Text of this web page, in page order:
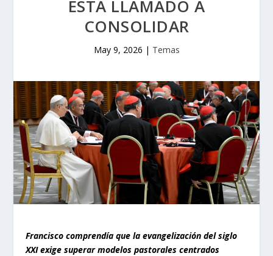
ESTÁ LLAMADO A
CONSOLIDAR
May 9, 2026 | Temas
Francisco comprendía que la evangelización del siglo
XXI exige superar modelos pastorales centrados